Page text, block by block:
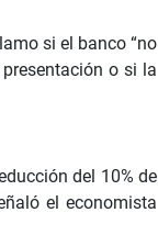
si el banco “no
o si la
del 10% de
el economista